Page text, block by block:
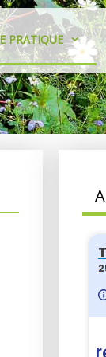
PRATIQUE